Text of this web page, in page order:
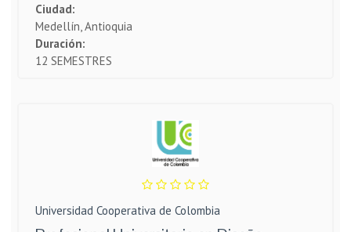
Ciudad:
Medellín, Antioquia
Duración:
12 SEMESTRES
Universidad Cooperativa de Colombia